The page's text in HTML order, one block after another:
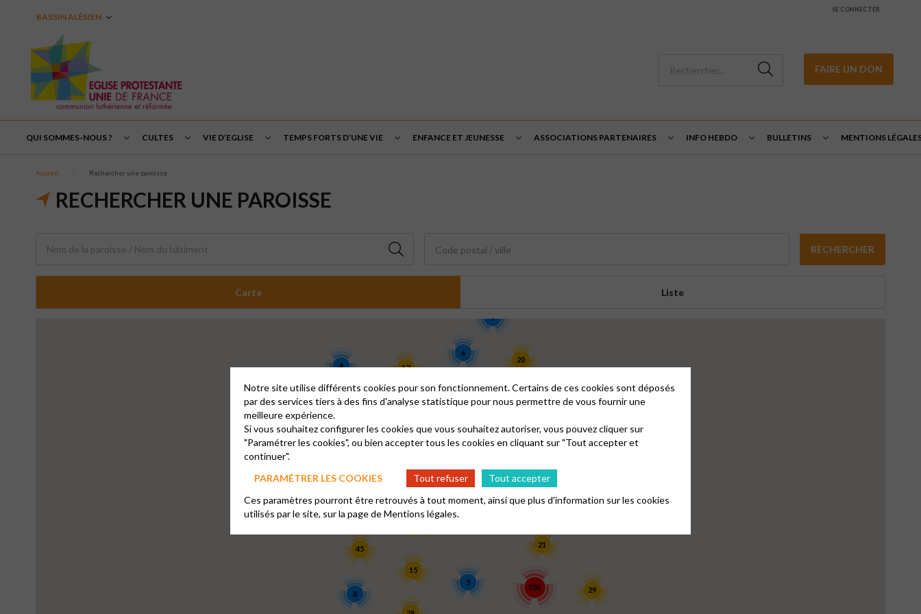
BASSIN ALÉSIEN
SE CONNECTER
FAIRE UN DON
QUI SOMMES-NOUS ? CULTES VIE D’EGLISE TEMPS FORTS D’UNE VIE ENFANCE ET JEUNESSE ASSOCIATIONS PARTENAIRES INFO HEBDO BULLETINS MENTIONS
Accueil Rechercher une paroisse
RECHERCHER UNE PAROISSE
Code postal / ville RECHERCHER
Carte Liste
45
104 29
10
98
20
23
15
8
5
4
6
9
17
4
4
2
21
Notre site utilise différents cookies pour son fonctionnement. Certains de ces cookies sont déposés
par des services tiers à des fins d'analyse statistique pour nous permettre de vous fournir une
meilleure expérience.
Si vous souhaitez configurer les cookies que vous souhaitez autoriser, vous pouvez cliquer sur
"Paramétrer les cookies", ou bien accepter tous les cookies en cliquant sur "Tout accepter et
continuer".
PARAMÉTRER LES COOKIES
Tout refuser
Tout accepter
Ces paramètres pourront être retrouvés à tout moment, ainsi que plus d'information sur les cookies
utilisés par le site, sur la page deMentions légales.